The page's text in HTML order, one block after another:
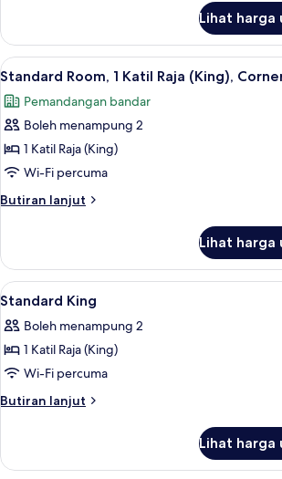
Bujang
(Single)
Twin
Room,
2
Bujang
(Single)
Lihat harga
Lihat
semua
foto
untuk
Standard
Room,
1
Katil
(King),
Corner
Standard
5
Standard Room, 1 Katil Raja (King),
Pemandangan bandar
Boleh menampung 2
1 Katil Raja (King)
Wi-Fi percuma
Butiran lanjut
Butiran
Room,
Katil
(King),
Corner
Lihat harga
Lihat
semua
foto
untuk
Standard
King
Peralatan
9
Standard King
Boleh menampung 2
1 Katil Raja (King)
Wi-Fi percuma
Butiran lanjut
Butiran
King
Lihat harga